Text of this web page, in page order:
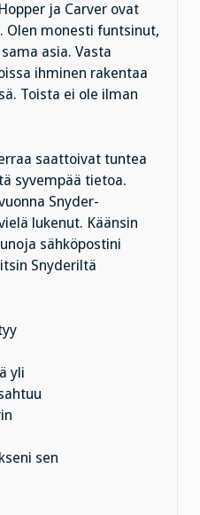
ja Carver ovat
Olen monesti funtsinut,
asia. Vasta
ihminen rakentaa
Toista ei ole ilman
saattoivat tuntea
syvempää tietoa.
Snyder-
lukenut. Käänsin
sähköpostini
Snyderiltä
yli
sen